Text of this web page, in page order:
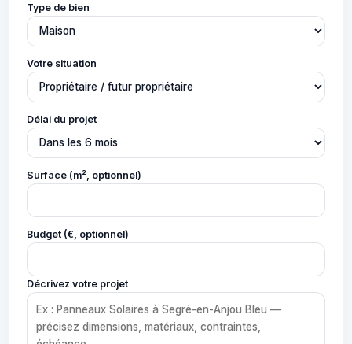
Type de bien
Votre situation
Délai du projet
Surface (m², optionnel)
Budget (€, optionnel)
Décrivez votre projet